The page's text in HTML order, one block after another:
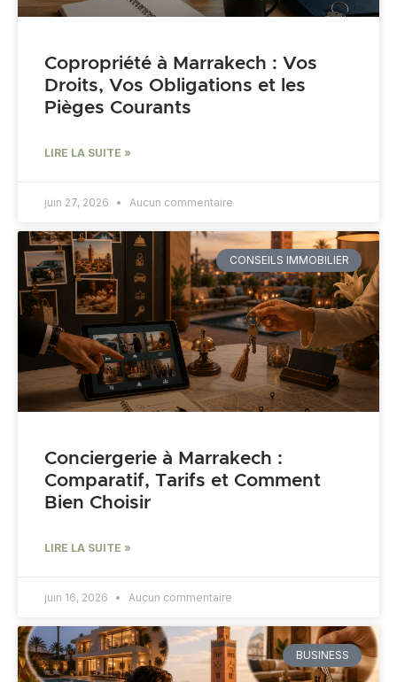
Copropriété à Marrakech : Vos
Droits, Vos Obligations et les
Pièges Courants
LIRE LA SUITE »
juin 27, 2026 Aucun commentaire
CONSEILS IMMOBILIER
Conciergerie à Marrakech :
Comparatif, Tarifs et Comment
Bien Choisir
LIRE LA SUITE »
juin 16, 2026 Aucun commentaire
BUSINESS